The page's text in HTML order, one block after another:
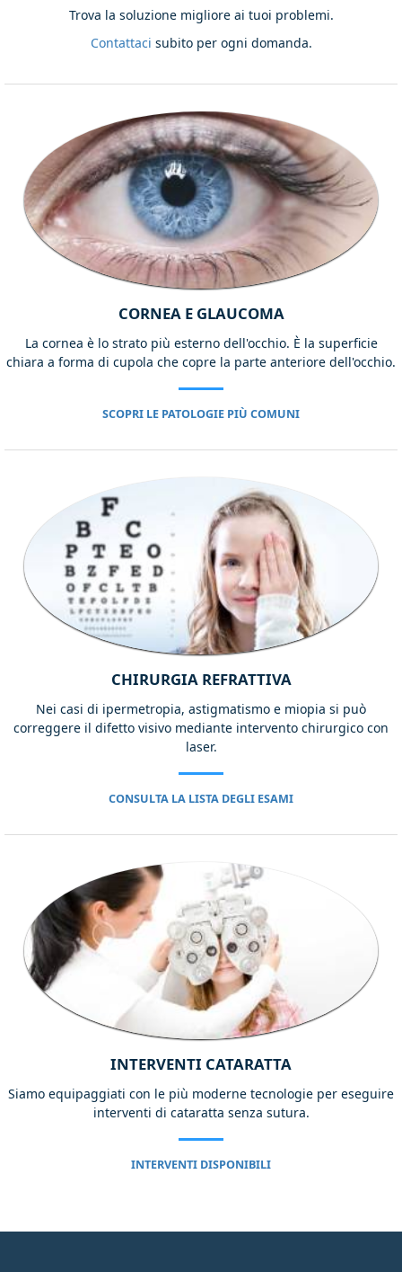
Trova la soluzione migliore ai tuoi problemi.
Contattaci subito per ogni domanda.
CORNEA E GLAUCOMA
La cornea è lo strato più esterno dell'occhio. È la superficie
chiara a forma di cupola che copre la parte anteriore dell'occhio.
SCOPRI LE PATOLOGIE PIÙ COMUNI
CHIRURGIA REFRATTIVA
Nei casi di ipermetropia, astigmatismo e miopia si può
correggere il difetto visivo mediante intervento chirurgico con
laser.
CONSULTA LA LISTA DEGLI ESAMI
INTERVENTI CATARATTA
Siamo equipaggiati con le più moderne tecnologie per eseguire
interventi di cataratta senza sutura.
INTERVENTI DISPONIBILI